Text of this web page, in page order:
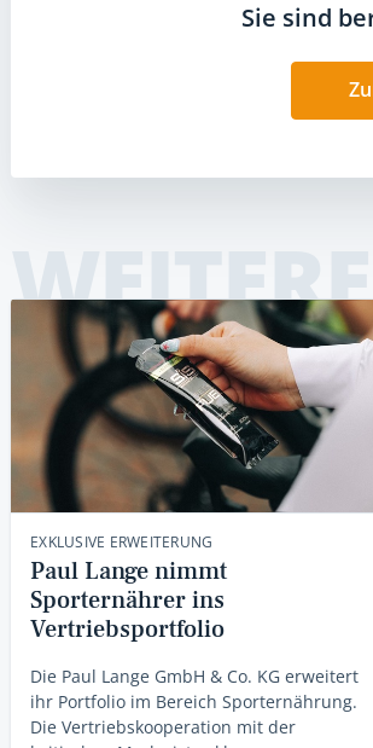
Sie sind
EXKLUSIVE ERWEITERUNG
Paul Lange nimmt
Sporternährer ins
Vertriebsportfolio
Die Paul Lange GmbH & Co. KG erweitert
ihr Portfolio im Bereich Sporternährung.
Die Vertriebskooperation mit der